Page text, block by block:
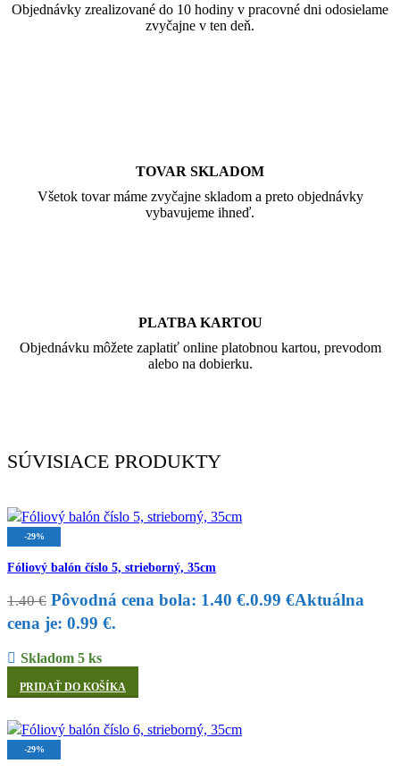
Objednávky zrealizované do 10 hodiny v pracovné dni odosielame
zvyčajne v ten deň.
TOVAR SKLADOM
Všetok tovar máme zvyčajne skladom a preto objednávky
vybavujeme ihneď.
PLATBA KARTOU
Objednávku môžete zaplatiť online platobnou kartou, prevodom
alebo na dobierku.
SÚVISIACE PRODUKTY
-29%
Fóliový balón číslo 5, strieborný, 35cm
1.40€ Pôvodná cena bola: 1.40 €.0.99 €Aktuálna
cena je: 0.99 €.
Skladom 5 ks
PRIDAŤ DO KOŠÍKA
-29%